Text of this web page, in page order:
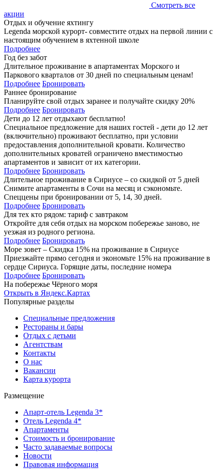
Смотреть все
акции
Отдых и обучение яхтингу
Legenda морской курорт- совместите отдых на первой линии с
настоящим обучением в яхтенной школе
Подробнее
Год без забот
Длительное проживание в апартаментах Морского и
Паркового кварталов от 30 дней по специальным ценам!
Подробнее Бронировать
Раннее бронирование
Планируйте свой отдых заранее и получайте скидку 20%
Подробнее Бронировать
Дети до 12 лет отдыхают бесплатно!
Специальное предложение для наших гостей - дети до 12 лет
(включительно) проживают бесплатно, при условии
предоставления дополнительной кровати. Количество
дополнительных кроватей ограничено вместимостью
апартаментов и зависит от их категории.
Подробнее Бронировать
Длительное проживание в Сириусе – со скидкой от 5 дней
Снимите апартаменты в Сочи на месяц и сэкономьте.
Спеццены при бронировании от 5, 14, 30 дней.
Подробнее Бронировать
Для тех кто рядом: тариф с завтраком
Откройте для себя отдых на морском побережье заново, не
уезжая из родного региона.
Подробнее Бронировать
Море зовет – Скидка 15% на проживание в Сириусе
Приезжайте прямо сегодня и экономьте 15% на проживание в
сердце Сириуса. Горящие даты, последние номера
Подробнее Бронировать
На побережье Чёрного моря
Открыть в Яндекс.Картах
Популярные разделы
Специальные предложения
Рестораны и бары
Отдых с детьми
Агентствам
Контакты
О нас
Вакансии
Карта курорта
Размещение
Апарт-отель Legenda 3*
Отель Legenda 4*
Апартаменты
Стоимость и бронирование
Часто задаваемые вопросы
Новости
Правовая информация